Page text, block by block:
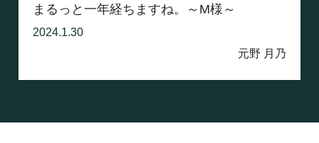
まるっと一年経ちますね。～M様～
2024.1.30
元野 月乃